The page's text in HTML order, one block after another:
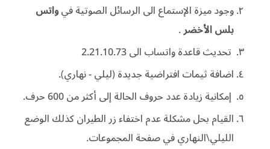
وجود ميزة الإستماع الى الرسائل الصوتية فيواتس
بلس الأخضر.
تحديث قاعدة واتساب الى 2.21.10.73
اضافة ثيمات افتراضية جديدة (ليلي - نهاري).
إمكانية زيادة عدد حروف الحالة إلى أكثر من 600 حرف.
القيام بحل مشكلة عدم اختفاء زر الطيران كذلك الوضع
الليلي\النهاري في صفحة المجموعات.